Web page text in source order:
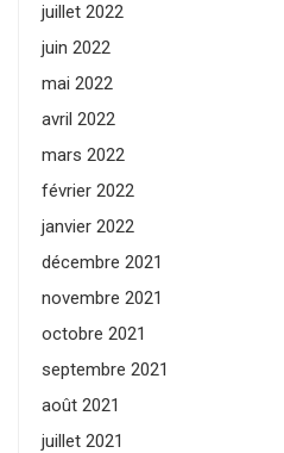
juillet 2022
juin 2022
mai 2022
avril 2022
mars 2022
février 2022
janvier 2022
décembre 2021
novembre 2021
octobre 2021
septembre 2021
août 2021
juillet 2021